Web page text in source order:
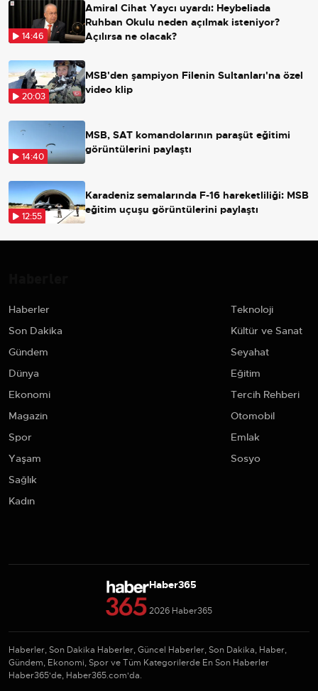
14:46
Amiral Cihat Yaycı uyardı: Heybeliada
Ruhban Okulu neden açılmak isteniyor?
Açılırsa ne olacak?
20:03
MSB'den şampiyon Filenin Sultanları'na özel
video klip
14:40
MSB, SAT komandolarının paraşüt eğitimi
görüntülerini paylaştı
12:55
Karadeniz semalarında F-16 hareketliliği: MSB
eğitim uçuşu görüntülerini paylaştı
Haberler
Son Dakika
Gündem
Dünya
Ekonomi
Magazin
Spor
Yaşam
Sağlık
Kadın
Teknoloji
Kültür ve Sanat
Seyahat
Eğitim
Tercih Rehberi
Otomobil
Emlak
Sosyo
Haber365
2026 Haber365
Haberler, Son Dakika Haberler, Güncel Haberler, Son Dakika, Haber,
Gündem, Ekonomi, Spor ve Tüm Kategorilerde En Son Haberler
Haber365'de, Haber365.com'da.